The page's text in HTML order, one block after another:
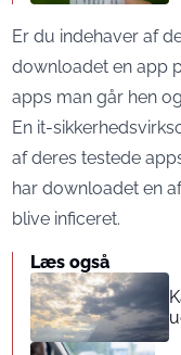
Er du indehaver af
downloadet en app
apps man går hen
En it-
af deres testede
har downloadet en
blive inficeret.
Læs også